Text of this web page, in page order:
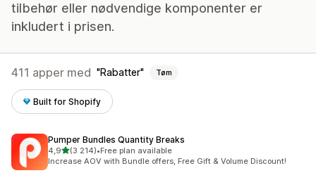
tilbehør eller nødvendige komponenter er
inkludert i prisen.
411 apper med Rabatter Tøm
Built for Shopify
Pumper Bundles Quantity Breaks
4,9av 5 stjerner
(3 214)
Totalt 3214 omtaler
•Free plan available
Increase AOV with Bundle offers, Free Gift & Volume Discount!